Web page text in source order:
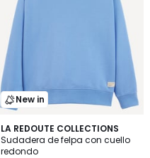
New in
LA REDOUTE COLLECTIONS
Sudadera de felpa con cuello
redondo
5
Colores